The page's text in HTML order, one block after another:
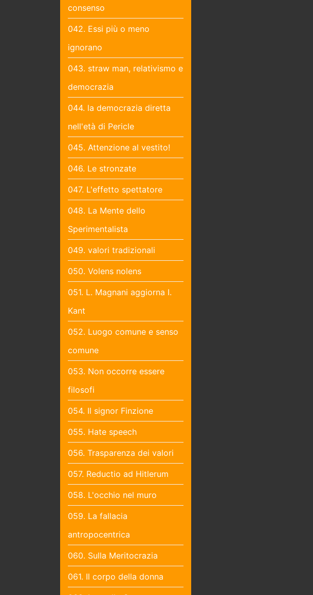
consenso
042. Essi più o meno
ignorano
043. straw man, relativismo e
democrazia
044. la democrazia diretta
nell'età di Pericle
045. Attenzione al vestito!
046. Le stronzate
047. L'effetto spettatore
048. La Mente dello
Sperimentalista
049. valori tradizionali
050. Volens nolens
051. L. Magnani aggiorna I.
Kant
052. Luogo comune e senso
comune
053. Non occorre essere
filosofi
054. Il signor Finzione
055. Hate speech
056. Trasparenza dei valori
057. Reductio ad Hitlerum
058. L'occhio nel muro
059. La fallacia
antropocentrica
060. Sulla Meritocrazia
061. Il corpo della donna